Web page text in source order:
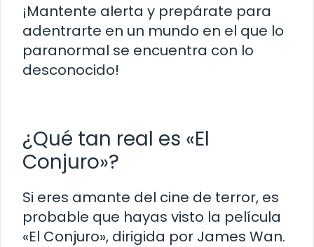
¡Mantente alerta y prepárate para
adentrarte en un mundo en el que lo
paranormal se encuentra con lo
desconocido!
¿Qué tan real es «El
Conjuro»?
Si eres amante del cine de terror, es
probable que hayas visto la película
«El Conjuro», dirigida por James Wan.